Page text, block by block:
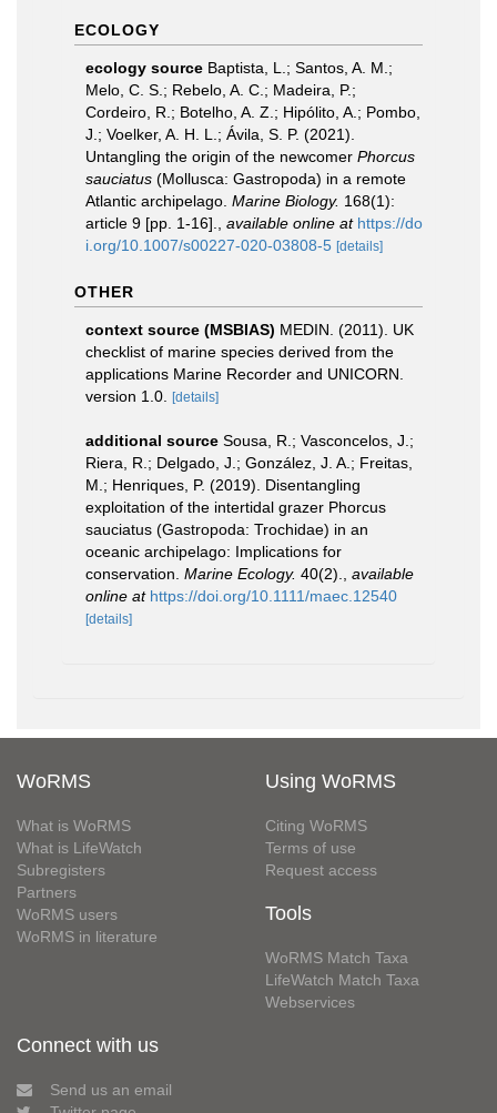
ECOLOGY
ecology source Baptista, L.; Santos, A. M.;
Melo, C. S.; Rebelo, A. C.; Madeira, P.;
Cordeiro, R.; Botelho, A. Z.; Hipólito, A.; Pombo,
J.; Voelker, A. H. L.; Ávila, S. P. (2021).
Untangling the origin of the newcomer Phorcus
sauciatus (Mollusca: Gastropoda) in a remote
Atlantic archipelago. Marine Biology. 168(1):
article 9 [pp. 1-16].
available online at https://do
i.org/10.1007/s00227-020-03808-5 [details]
OTHER
context source (MSBIAS) MEDIN. (2011). UK
checklist of marine species derived from the
applications Marine Recorder and UNICORN.
version 1.0. [details]
additional source Sousa, R.; Vasconcelos, J.;
Riera, R.; Delgado, J.; González, J. A.; Freitas,
M.; Henriques, P. (2019). Disentangling
exploitation of the intertidal grazer Phorcus
sauciatus (Gastropoda: Trochidae) in an
oceanic archipelago: Implications for
conservation. Marine Ecology. 40(2).
available
online at https://doi.org/10.1111/maec.12540
[details]
WoRMS
What is WoRMS
What is LifeWatch
Subregisters
Partners
WoRMS users
WoRMS in literature
Using WoRMS
Citing WoRMS
Terms of use
Request access
Tools
WoRMS Match Taxa
LifeWatch Match Taxa
Webservices
Connect with us
Send us an email